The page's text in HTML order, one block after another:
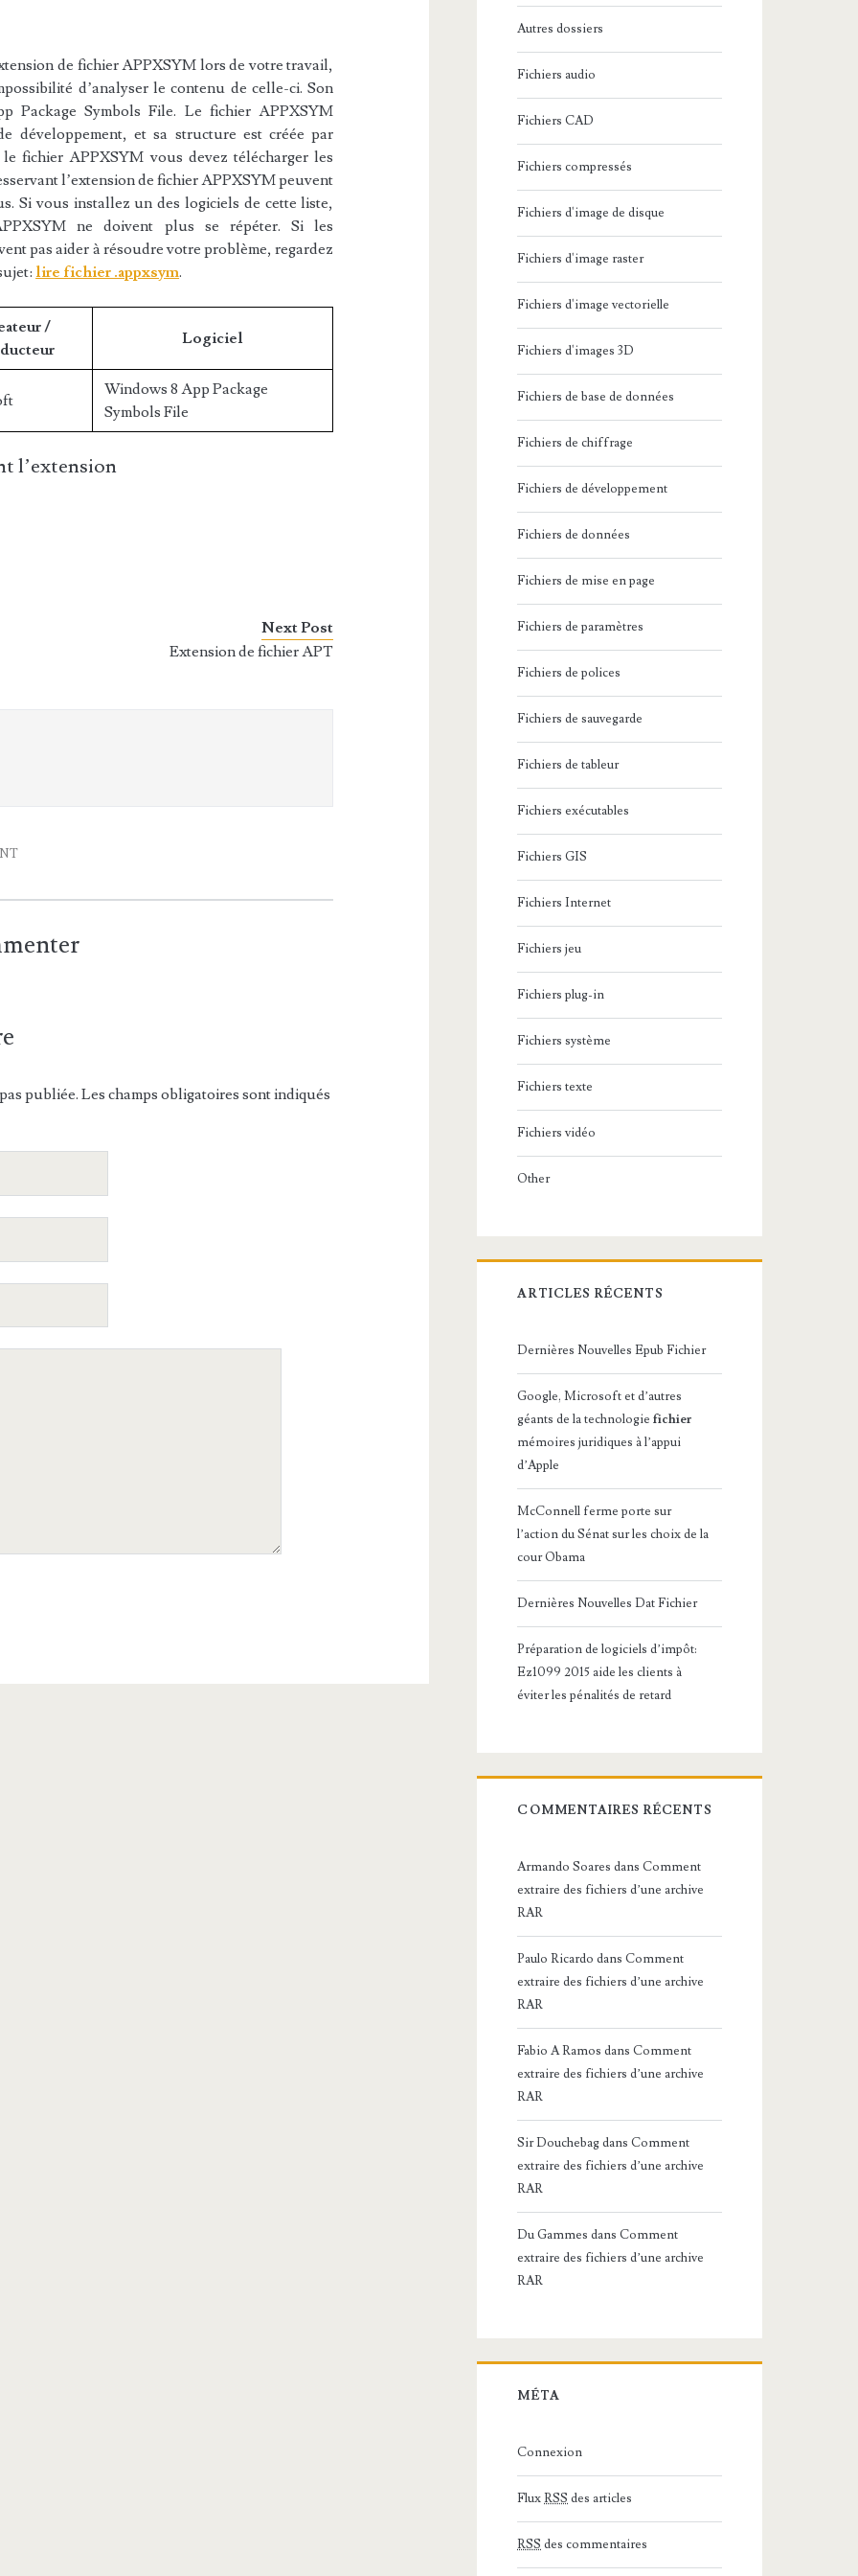
de fichier APPXSYM lors de votre travail,
d’analyser le contenu de celle-ci. Son
Package Symbols File. Le fichier APPXSYM
développement, et sa structure est créée par
fichier APPXSYM vous devez télécharger les
l’extension de fichier APPXSYM peuvent
Si vous installez un des logiciels de cette liste,
ne doivent plus se répéter. Si les
pas aider à résoudre votre problème, regardez
lire fichier .appxsym.
/
Logiciel
Windows 8 App Package
Symbols File
l’extension
Next Post
Extension de fichier APT
publiée. Les champs obligatoires sont indiqués
Autres dossiers
Fichiers audio
Fichiers CAD
Fichiers compressés
Fichiers d'image de disque
Fichiers d'image raster
Fichiers d'image vectorielle
Fichiers d'images 3D
Fichiers de base de données
Fichiers de chiffrage
Fichiers de développement
Fichiers de données
Fichiers de mise en page
Fichiers de paramètres
Fichiers de polices
Fichiers de sauvegarde
Fichiers de tableur
Fichiers exécutables
Fichiers GIS
Fichiers Internet
Fichiers jeu
Fichiers plug-in
Fichiers système
Fichiers texte
Fichiers vidéo
Other
ARTICLES RÉCENTS
Dernières Nouvelles Epub Fichier
Google, Microsoft et d’autres
géants de la technologiefichier
mémoires juridiques à l’appui
d’Apple
McConnell ferme porte sur
l’action du Sénat sur les choix de la
cour Obama
Dernières Nouvelles Dat Fichier
Préparation de logiciels d’impôt:
Ez1099 2015 aide les clients à
éviter les pénalités de retard
COMMENTAIRES RÉCENTS
Armando Soares dansComment
extraire des fichiers d’une archive
RAR
Paulo Ricardo dansComment
extraire des fichiers d’une archive
RAR
Fabio A Ramos dansComment
extraire des fichiers d’une archive
RAR
Sir DouchebagdansComment
extraire des fichiers d’une archive
RAR
Du Gammes dansComment
extraire des fichiers d’une archive
RAR
MÉTA
Connexion
FluxRSS des articles
RSS des commentaires